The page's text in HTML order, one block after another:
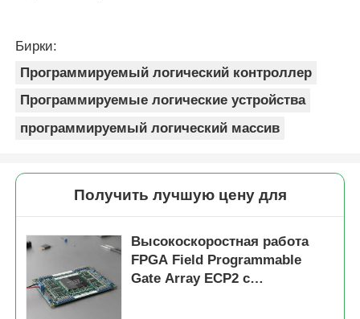
Бирки:
Программируемый логический контроллер
Программируемые логические устройства
программируемый логический массив
Получить лучшую цену для
Высокоскоростная работа
FPGA Field Programmable
Gate Array ECP2 с